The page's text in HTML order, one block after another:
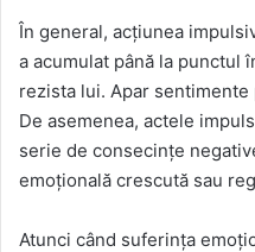
În general, acțiunea
a acumulat până la punctul
rezista lui. Apar
De asemenea, actele
serie de consecințe
emoțională crescută sau
Atunci când suferința